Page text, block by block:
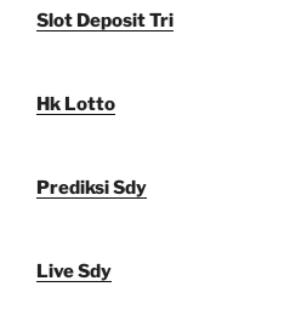
Slot Deposit Tri
Hk Lotto
Prediksi Sdy
Live Sdy